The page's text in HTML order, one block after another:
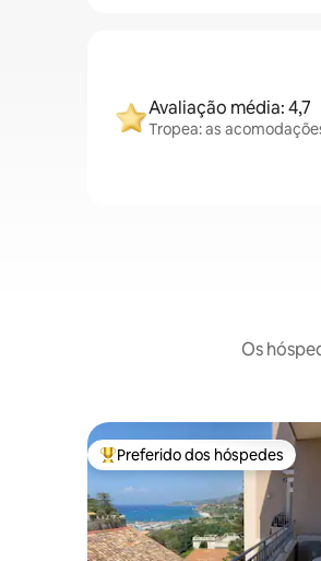
Avaliação média: 4,7
Tropea: as
Os
Entre os melhores preferidos
Preferido dos hóspedes